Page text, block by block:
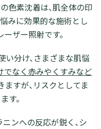
色素沈着は、肌全体の印
みに効果的な施術とし
ーザー照射です。
分け、さまざまな肌悩
でなく赤みやくすみなど
ますが、リスクとしてま
す。
ンへの反応が鋭く、シ